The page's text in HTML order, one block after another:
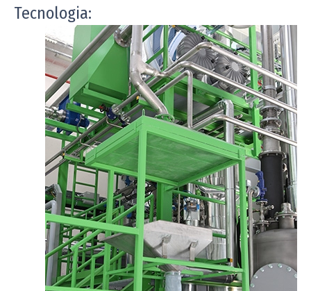
Tecnologia: